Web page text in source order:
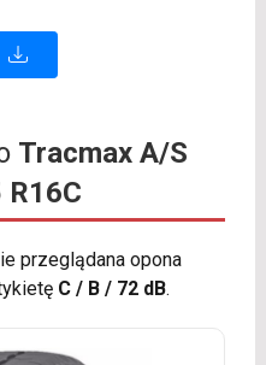
Tracmax A/S
przeglądana opona
C / B / 72 dB.